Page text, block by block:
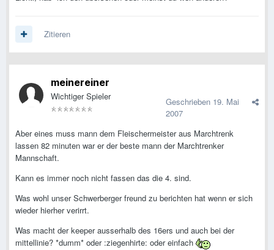
Zitieren
meinereiner
Wichtiger Spieler Geschrieben 19. Mai
2007
Aber eines muss mann dem Fleischermeister aus Marchtrenk
lassen 82 minuten war er der beste mann der Marchtrenker
Mannschaft.
Kann es immer noch nicht fassen das die 4. sind.
Was wohl unser Schwerberger freund zu berichten hat wenn er sich
wieder hierher verirrt.
Was macht der keeper ausserhalb des 16ers und auch bei der
mittellinie? *dumm* oder :ziegenhirte: oder einfach